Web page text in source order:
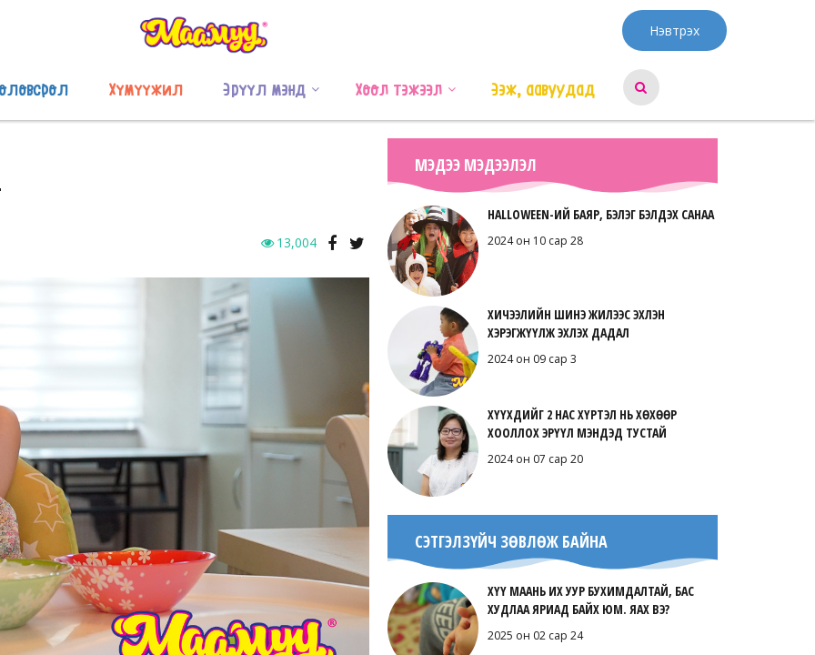
Нэвтрэх
Хүмүүжил Эрүүл мэнд Хоол тэжээл Ээж, аавуудад
13,004
МЭДЭЭ МЭДЭЭЛЭЛ
HALLOWEEN-ИЙ БАЯР, БЭЛЭГ БЭЛДЭХ САНАА
2024 он 10 сар 28
ХИЧЭЭЛИЙН ШИНЭ ЖИЛЭЭС ЭХЛЭН
ХЭРЭГЖҮҮЛЖ ЭХЛЭХ ДАДАЛ
2024 он 09 сар 3
ХҮҮХДИЙГ 2 НАС ХҮРТЭЛ НЬ ХӨХӨӨР
ХООЛЛОХ ЭРҮҮЛ МЭНДЭД ТУСТАЙ
2024 он 07 сар 20
СЭТГЭЛЗҮЙЧ ЗӨВЛӨЖ БАЙНА
ХҮҮ МААНЬ ИХ УУР БУХИМДАЛТАЙ, БАС
ХУДЛАА ЯРИАД БАЙХ ЮМ. ЯАХ ВЭ?
2025 он 02 сар 24